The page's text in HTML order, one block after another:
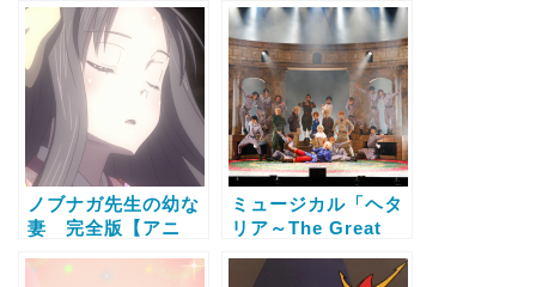
信サービス比較と無
料で全話視聴する方
法
料で全話視聴する方
法
ノブナガ先生の幼な
妻 完全版【アニ
ビス比較と無料で全
ミュージカル「ヘタ
リア～The Great
メ】の動画配信サー